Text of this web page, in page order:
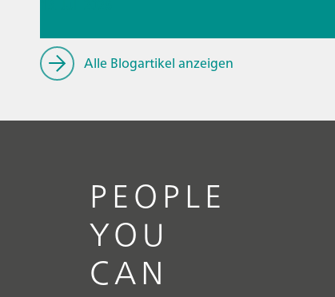
Prozessanalysetechnik für
Biopharmazeutika
Alle Blogartikel anzeigen
PEOPLE
YOU
CAN